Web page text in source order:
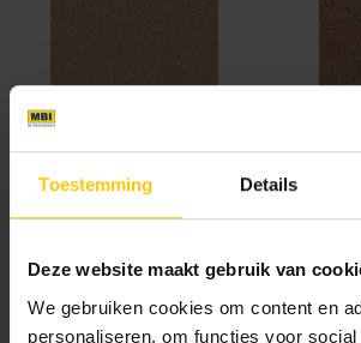
Toestemming Details
Deze website maakt gebruik van
We gebruiken cookies om content en
personaliseren, om functies voor
Barendonck Baksteengeel